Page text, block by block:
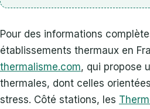
Pour des informations
établissements thermaux en
thermalisme.com, qui propose
thermales, dont celles
stress. Côté stations, les